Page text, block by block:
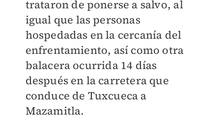
trataron de ponerse a salvo, al
igual que las personas
hospedadas en la cercanía del
enfrentamiento, así como otra
balacera ocurrida 14 días
después en la carretera que
conduce de Tuxcueca a
Mazamitla.